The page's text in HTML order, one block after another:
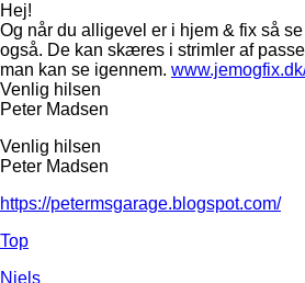
Hej!
Og når du alligevel er i hjem & fix så
også. De kan skæres i strimler af
man kan se igennem.
Venlig hilsen
Peter Madsen
Venlig hilsen
Peter Madsen
https://petermsgarage.blogspot.com/
Top
Niels